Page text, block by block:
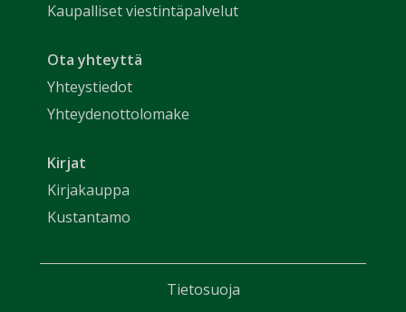
Kaupalliset viestintäpalvelut
Ota yhteyttä
Yhteystiedot
Yhteydenottolomake
Kirjat
Kirjakauppa
Kustantamo
Tietosuoja